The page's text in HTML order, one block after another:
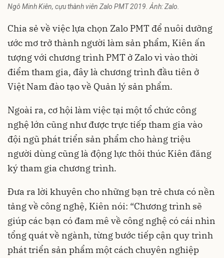
Ngô Minh Kiên, cựu thành viên Zalo PMT 2019. Ảnh: Zalo.
Chia sẻ về việc lựa chọn Zalo PMT để nuôi dưỡng
ước mơ trở thành người làm sản phẩm, Kiên ấn
tượng với chương trình PMT ở Zalo vì vào thời
điểm tham gia, đây là chương trình đầu tiên ở
Việt Nam đào tạo về Quản lý sản phẩm.
Ngoài ra, cơ hội làm việc tại một tổ chức công
nghệ lớn cũng như được trực tiếp tham gia vào
đội ngũ phát triển sản phẩm cho hàng triệu
người dùng cũng là động lực thôi thúc Kiên đăng
ký tham gia chương trình.
Đưa ra lời khuyên cho những bạn trẻ chưa có nền
tảng về công nghệ, Kiên nói: “Chương trình sẽ
giúp các bạn có đam mê về công nghệ có cái nhìn
tổng quát về ngành, từng bước tiếp cận quy trình
phát triển sản phẩm một cách chuyên nghiệp